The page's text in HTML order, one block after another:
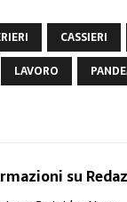
CASSIERI
LAVORO
su